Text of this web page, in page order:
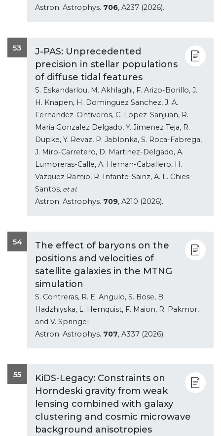
Astron. Astrophys. 706, A237 (2026).
53
J-PAS: Unprecedented
precision in stellar populations
of diffuse tidal features
S. Eskandarlou, M. Akhlaghi, F. Arizo-Borillo, J.
H. Knapen, H. Dominguez Sanchez, J. A.
Fernandez-Ontiveros, C. Lopez-Sanjuan, R.
Maria Gonzalez Delgado, Y. Jimenez Teja, R.
Dupke, Y. Revaz, P. Jablonka, S. Roca-Fabrega,
J. Miro-Carretero, D. Martinez-Delgado, A.
Lumbreras-Calle, A. Hernan-Caballero, H.
Vazquez Ramio, R. Infante-Sainz, A. L. Chies-
Santos, et al.
Astron. Astrophys. 709, A210 (2026).
54
The effect of baryons on the
positions and velocities of
satellite galaxies in the MTNG
simulation
S. Contreras, R. E. Angulo, S. Bose, B.
Hadzhiyska, L. Hernquist, F. Maion, R. Pakmor,
and V. Springel
Astron. Astrophys. 707, A337 (2026).
55
KiDS-Legacy: Constraints on
Horndeski gravity from weak
lensing combined with galaxy
clustering and cosmic microwave
background anisotropies